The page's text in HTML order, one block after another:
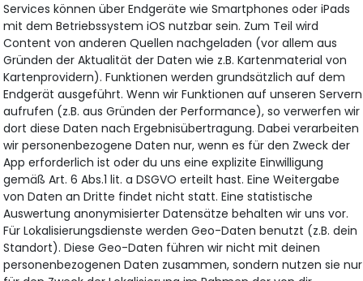
Services können über Endgeräte wie Smartphones oder iPads
mit dem Betriebssystem iOS nutzbar sein. Zum Teil wird
Content von anderen Quellen nachgeladen (vor allem aus
Gründen der Aktualität der Daten wie z.B. Kartenmaterial von
Kartenprovidern). Funktionen werden grundsätzlich auf dem
Endgerät ausgeführt. Wenn wir Funktionen auf unseren Servern
aufrufen (z.B. aus Gründen der Performance), so verwerfen wir
dort diese Daten nach Ergebnisübertragung. Dabei verarbeiten
wir personenbezogene Daten nur, wenn es für den Zweck der
App erforderlich ist oder du uns eine explizite Einwilligung
gemäß Art. 6 Abs.1 lit. a DSGVO erteilt hast. Eine Weitergabe
von Daten an Dritte findet nicht statt. Eine statistische
Auswertung anonymisierter Datensätze behalten wir uns vor.
Für Lokalisierungsdienste werden Geo-Daten benutzt (z.B. dein
Standort). Diese Geo-Daten führen wir nicht mit deinen
personenbezogenen Daten zusammen, sondern nutzen sie nur